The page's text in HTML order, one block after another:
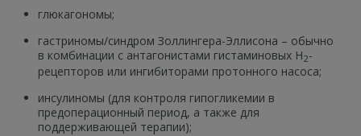
глюкагономы;
гастриномы/синдром Золлингера-Эллисона – обычно
в комбинации с антагонистами гистаминовых Н2-
рецепторов или ингибиторами протонного насоса;
инсулиномы (для контроля гипогликемии в
предоперационный период, а также для
поддерживающей терапии);